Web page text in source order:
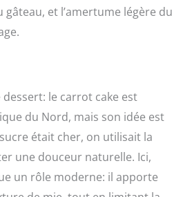
et l’amertume légère du
le carrot cake est
du Nord, mais son idée est
était cher, on utilisait la
une douceur naturelle. Ici,
un rôle moderne: il apporte